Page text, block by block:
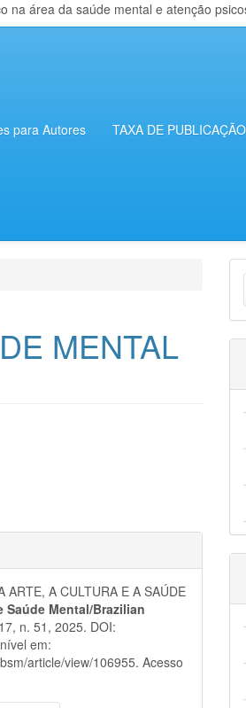
área da saúde mental e atenção
para Autores TAXA DE PUBLICAÇÃO
MENTAL
ARTE, A CULTURA E A SAÚDE
Mental/Brazilian
n. 51, 2025. DOI:
em:
article/view/106955. Acesso